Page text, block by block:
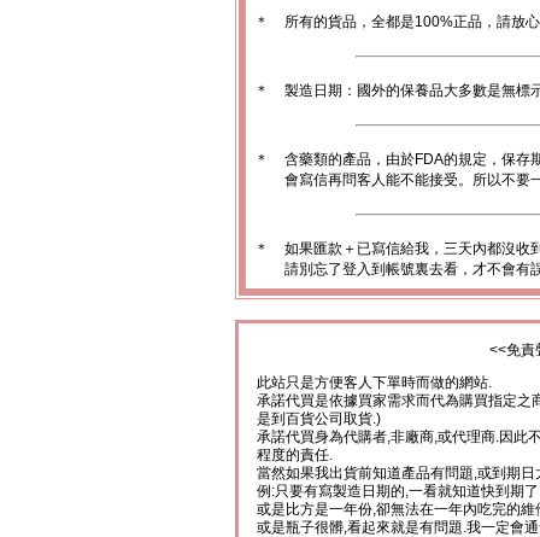
＊ 所有的貨品，全都是100%正品，請放
＊ 製造日期：國外的保養品大多數是無標
＊
含藥類的產品，由於FDA的規定，保存
會寫信再問客人能不能接受。所以不要
＊
如果匯款＋已寫信給我，三天內都沒收
請別忘了登入到帳號裏去看，才不會有
<<免責
此站只是方便客人下單時而做的網站.
承諾代買是依據買家需求而代為購買指定之
是到百貨公司取貨.)
承諾代買身為代購者,非廠商,或代理商.因此
程度的責任.
當然如果我出貨前知道產品有問題,或到期
例:只要有寫製造日期的,一看就知道快到期
或是比方是一年份,卻無法在一年內吃完的維
或是瓶子很髒,看起來就是有問題.我一定會